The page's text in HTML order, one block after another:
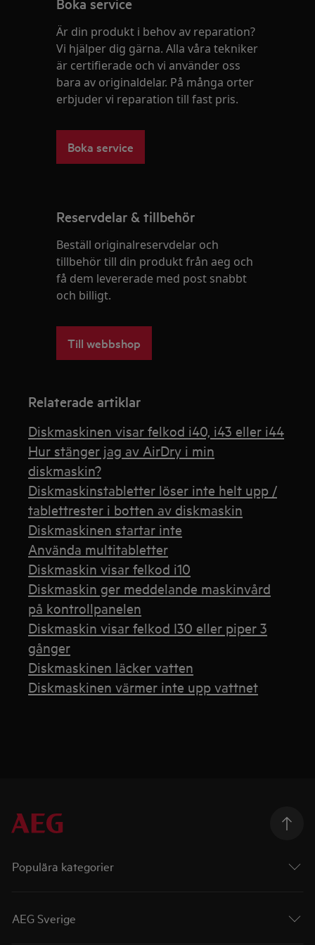
Är din produkt i behov av reparation?
Vi hjälper dig gärna. Alla våra tekniker
är certifierade och vi använder oss
bara av originaldelar. På många orter
erbjuder vi reparation till fast pris.
Boka service
Reservdelar & tillbehör
Beställ originalreservdelar och
tillbehör till din produkt från aeg och
få dem levererade med post snabbt
och billigt.
Till webbshop
Relaterade artiklar
Diskmaskinen visar felkod i40, i43 eller i44
Hur stänger jag av AirDry i min
diskmaskin?
Diskmaskinstabletter löser inte helt upp /
tablettrester i botten av diskmaskin
Diskmaskinen startar inte
Använda multitabletter
Diskmaskin visar felkod i10
Diskmaskin ger meddelande maskinvård
på kontrollpanelen
Diskmaskin visar felkod I30 eller piper 3
gånger
Diskmaskinen läcker vatten
Diskmaskinen värmer inte upp vattnet
Populära kategorier
AEG Sverige